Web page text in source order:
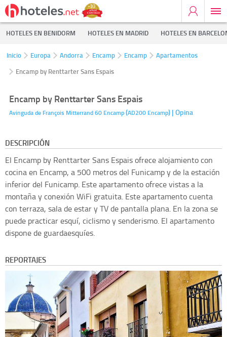
HOTELES EN BENIDORM HOTELES EN MADRID HOTELES EN
Inicio Europa Andorra Encamp Encamp
Apartamentos
Encamp by Renttarter Sans Espais
Encamp by Renttarter Sans Espais
Avinguda de François Mitterrand 60 Encamp(AD200 Encamp) | Opina
DESCRIPCIÓN
El Encamp by Renttarter Sans Espais ofrece alojamiento con
cocina en Encamp, a 500 metros del Funicamp y de la estación
inferior del Funicamp. Este apartamento ofrece vistas a la
montaña y conexión WiFi gratuita. Este apartamento cuenta
con terraza, sala de estar y TV de pantalla plana. En la zona se
puede practicar esquí, ciclismo y senderismo. El apartamento
dispone de guardaesquíes.
REPORTAJES